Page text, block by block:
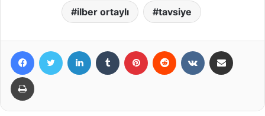
ilber ortaylı tavsiye
Facebook LinkedIn Tumblr Pinterest Reddit VKontakte
Yazdır